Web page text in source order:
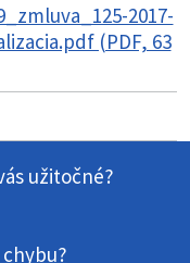
2017-
(PDF, 63
užitočné?